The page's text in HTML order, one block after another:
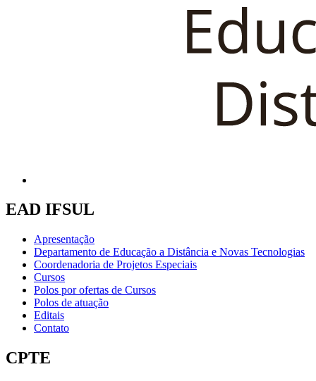
EAD IFSUL
Apresentação
Departamento de Educação a Distância e Novas Tecnologias
Coordenadoria de Projetos Especiais
Cursos
Polos por ofertas de Cursos
Polos de atuação
Editais
Contato
CPTE